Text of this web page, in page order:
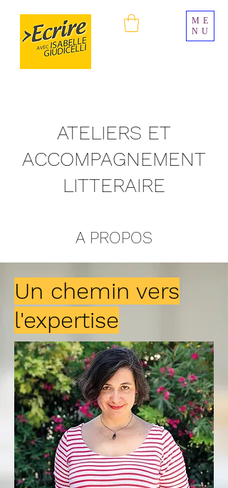
ME
NU
ATELIERS ET
ACCOMPAGNEMENT
LITTERAIRE
A PROPOS
Un chemin vers
l'expertise